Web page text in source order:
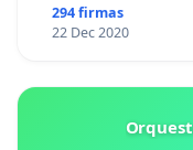
294 firmas
22 Dec 2020